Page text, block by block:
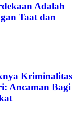
Adalah
Taat dan
Kriminalitas
Ancaman Bagi